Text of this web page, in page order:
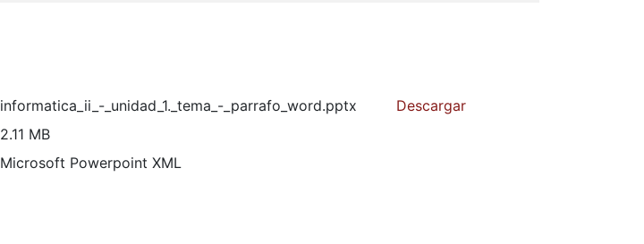
informatica_ii_-_unidad_1._tema_-_parrafo_word.pptx
2.11 MB
Microsoft Powerpoint XML
Descargar